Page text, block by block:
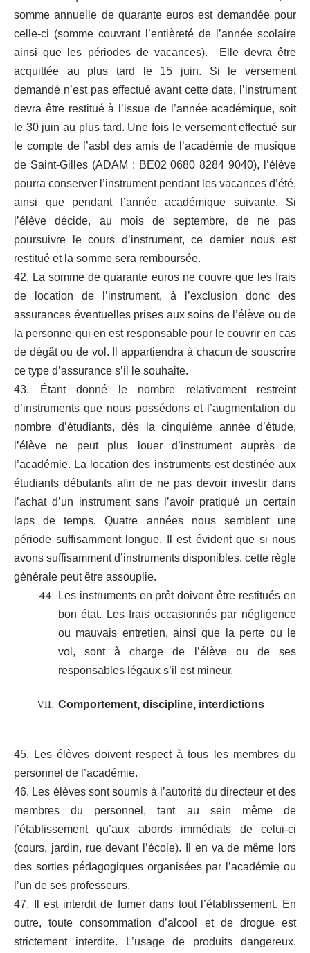
somme annuelle de quarante euros est demandée pour
celle-ci (somme couvrant l’entièreté de l’année scolaire
ainsi que les périodes de vacances). Elle devra être
acquittée au plus tard le 15 juin. Si le versement
demandé n’est pas effectué avant cette date, l’instrument
devra être restitué à l’issue de l’année académique, soit
le 30 juin au plus tard. Une fois le versement effectué sur
le compte de l’asbl des amis de l’académie de musique
de Saint-Gilles (ADAM : BE02 0680 8284 9040), l’élève
pourra conserver l’instrument pendant les vacances d’été,
ainsi que pendant l’année académique suivante. Si
l’élève décide, au mois de septembre, de ne pas
poursuivre le cours d’instrument, ce dernier nous est
restitué et la somme sera remboursée.
42. La somme de quarante euros ne couvre que les frais
de location de l’instrument, à l’exclusion donc des
assurances éventuelles prises aux soins de l’élève ou de
la personne qui en est responsable pour le couvrir en cas
de dégât ou de vol. Il appartiendra à chacun de souscrire
ce type d’assurance s’il le souhaite.
43. Étant donné le nombre relativement restreint
d’instruments que nous possédons et l’augmentation du
nombre d’étudiants, dès la cinquième année d’étude,
l’élève ne peut plus louer d’instrument auprès de
l’académie. La location des instruments est destinée aux
étudiants débutants afin de ne pas devoir investir dans
l’achat d’un instrument sans l’avoir pratiqué un certain
laps de temps. Quatre années nous semblent une
période suffisamment longue. Il est évident que si nous
avons suffisamment d’instruments disponibles, cette règle
générale peut être assouplie.
Les instruments en prêt doivent être restitués en
bon état. Les frais occasionnés par négligence
ou mauvais entretien, ainsi que la perte ou le
vol, sont à charge de l’élève ou de ses
responsables légaux s’il est mineur.
Comportement, discipline, interdictions
45. Les élèves doivent respect à tous les membres du
personnel de l’académie.
46. Les élèves sont soumis à l’autorité du directeur et des
membres du personnel, tant au sein même de
l’établissement qu’aux abords immédiats de celui-ci
(cours, jardin, rue devant l’école). Il en va de même lors
des sorties pédagogiques organisées par l’académie ou
l’un de ses professeurs.
47. Il est interdit de fumer dans tout l’établissement. En
outre, toute consommation d’alcool et de drogue est
strictement interdite. L’usage de produits dangereux,